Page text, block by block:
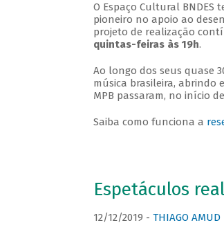
O Espaço Cultural BNDES
pioneiro no apoio ao
projeto de realização
quintas-feiras às 19h.
Ao longo dos seus quase
música brasileira, abrindo
MPB passaram, no início
Saiba como funciona a
Espetáculos
12/12/2019 - THIAGO